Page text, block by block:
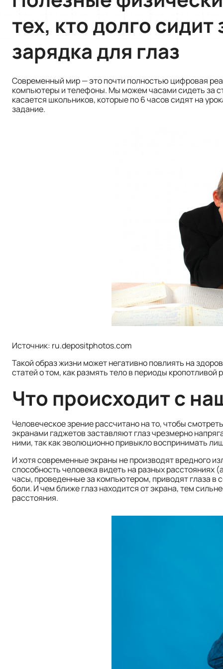
тех, кто долго
зарядка для глаз
Современный мир — это почти полностью цифровая
компьютеры и телефоны. Мы можем часами сидеть за
касается школьников, которые по 6 часов сидят на
задание.
Источник: ru.depositphotos.com
Такой образ жизни может негативно повлиять на
статей о том, как размять тело в периоды кропотливой
Что происходит с
Человеческое зрение рассчитано на то, чтобы
экранами гаджетов заставляют глаз чрезмерно
ними, так как эволюционно привыкло воспринимать
И хотя современные экраны не производят вредного
способность человека видеть на разных расстояниях
часы, проведенные за компьютером, приводят глаза в
боли. И чем ближе глаз находится от экрана, тем
расстояния.